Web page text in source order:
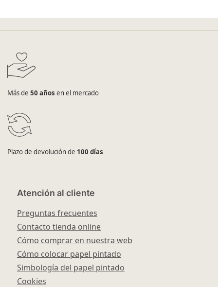
Más de 50 años en el mercado
Plazo de devolución de 100 días
Atención al cliente
Preguntas frecuentes
Contacto tienda online
Cómo comprar en nuestra web
Cómo colocar papel pintado
Simbología del papel pintado
Cookies